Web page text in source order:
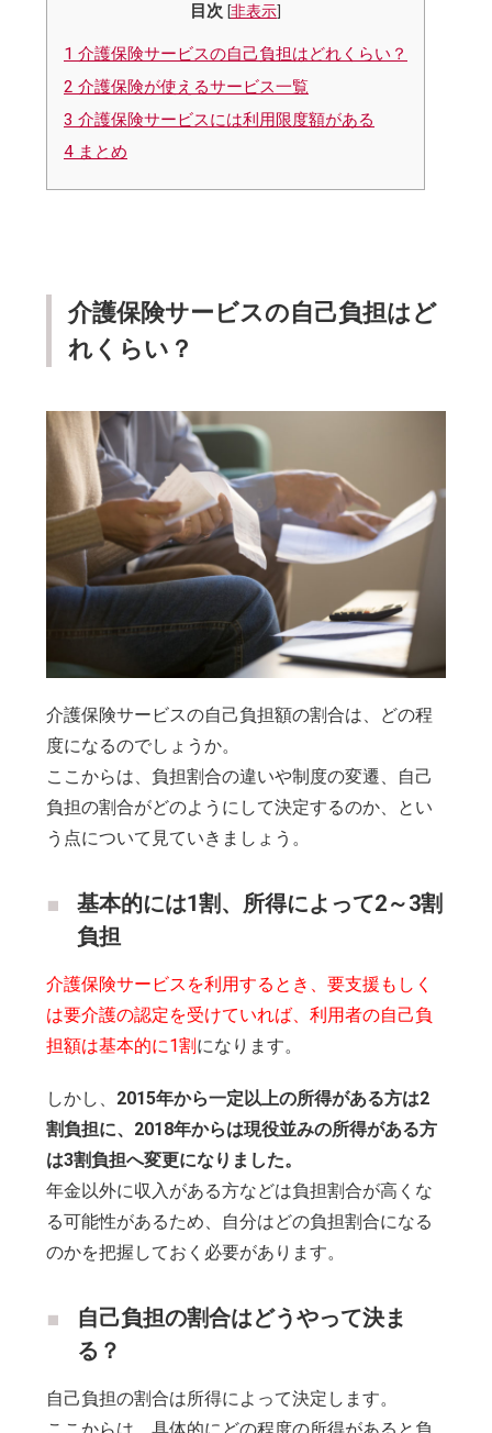
目次 [非表示]
1 介護保険サービスの自己負担はどれくらい？
2 介護保険が使えるサービス一覧
3 介護保険サービスには利用限度額がある
4 まとめ
介護保険サービスの自己負担はど
れくらい？
介護保険サービスの自己負担額の割合は、どの程
度になるのでしょうか。
ここからは、負担割合の違いや制度の変遷、自己
負担の割合がどのようにして決定するのか、とい
う点について見ていきましょう。
基本的には1割、所得によって2～3割
負担
介護保険サービスを利用するとき、要支援もしく
は要介護の認定を受けていれば、利用者の自己負
担額は基本的に1割になります。
しかし、 2015年から一定以上の所得がある方は2
割負担に、2018年からは現役並みの所得がある方
は3割負担へ変更になりました。
年金以外に収入がある方などは負担割合が高くな
る可能性があるため、自分はどの負担割合になる
のかを把握しておく必要があります。
自己負担の割合はどうやって決ま
る？
自己負担の割合は所得によって決定します。
ここからは、具体的にどの程度の所得があると負